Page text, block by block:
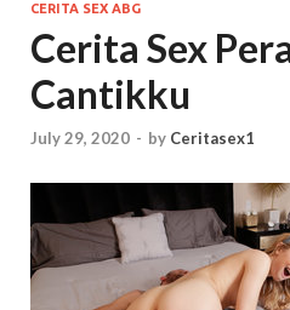
CERITA SEX ABG
Cerita Sex
Cantikku
July 29, 2020 - by Ceritasex1